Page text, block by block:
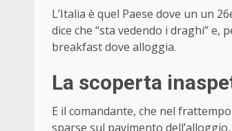
L’Italia è quel Paese dove un un
dice che “sta vedendo i draghi”
breakfast dove alloggia.
La scoperta
E il comandante, che nel
sparse sul pavimento